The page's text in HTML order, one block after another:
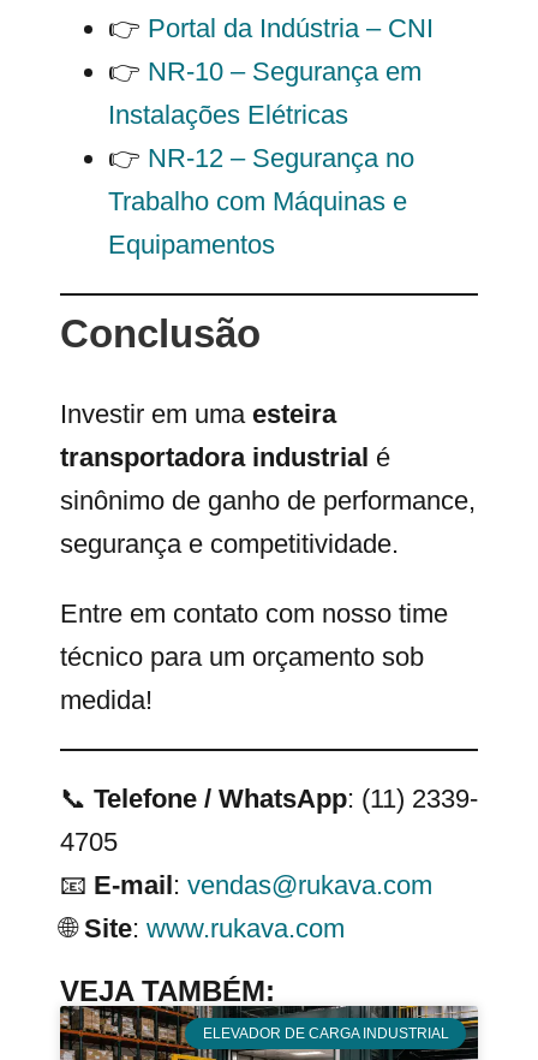
👉 Portal da Indústria – CNI
👉 NR-10 – Segurança em
Instalações Elétricas
👉 NR-12 – Segurança no
Trabalho com Máquinas e
Equipamentos
Conclusão
Investir em uma esteira
transportadora industrial é
sinônimo de ganho de performance,
segurança e competitividade.
Entre em contato com nosso time
técnico para um orçamento sob
medida!
📞 Telefone / WhatsApp: (11) 2339-
4705
📧 E-mail: vendas@rukava.com
🌐Site: www.rukava.com
VEJA TAMBÉM:
ELEVADOR DE CARGA INDUSTRIAL